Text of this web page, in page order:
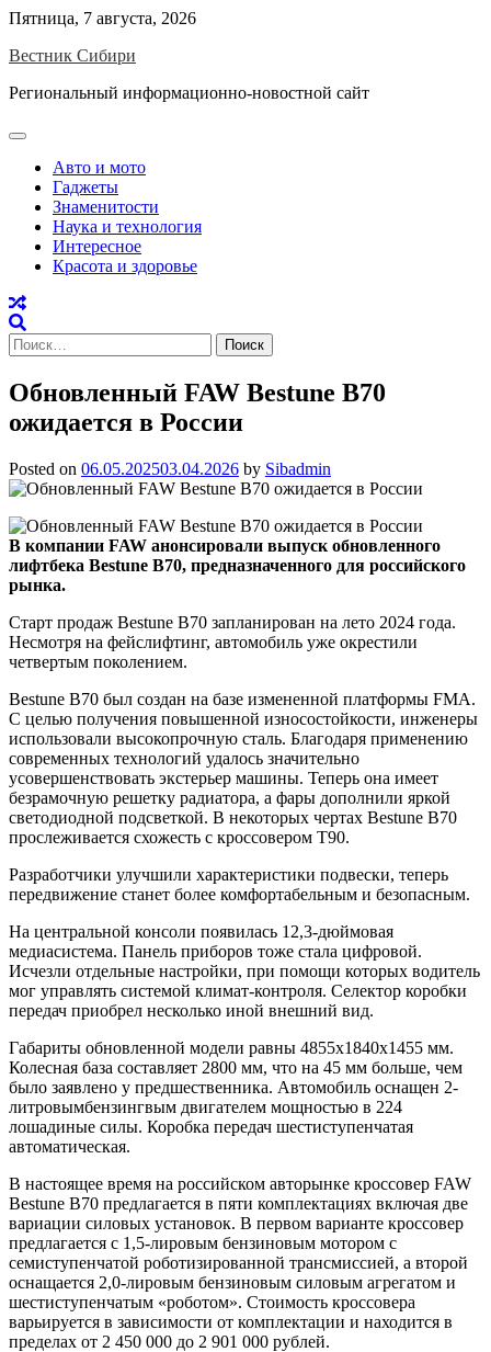
Skip
content
Пятница, 7 августа, 2026
Вестник Сибири
Региональный информационно-новостной сайт
Авто и мото
Гаджеты
Знаменитости
Наука и технология
Интересное
Красота и здоровье
Найти:
Обновленный FAW Bestune B70
ожидается в России
Posted on 06.05.202503.04.2026 by Sibadmin
В компании FAW анонсировали выпуск обновленного
лифтбека Bestune B70, предназначенного для российского
рынка.
Старт продаж Bestune B70 запланирован на лето 2024 года.
Несмотря на фейслифтинг, автомобиль уже окрестили
четвертым поколением.
Bestune B70 был создан на базе измененной платформы FMA.
С целью получения повышенной износостойкости, инженеры
использовали высокопрочную сталь. Благодаря применению
современных технологий удалось значительно
усовершенствовать экстерьер машины. Теперь она имеет
безрамочную решетку радиатора, а фары дополнили яркой
светодиодной подсветкой. В некоторых чертах Bestune B70
прослеживается схожесть с кроссовером T90.
Разработчики улучшили характеристики подвески, теперь
передвижение станет более комфортабельным и безопасным.
На центральной консоли появилась 12,3-дюймовая
медиасистема. Панель приборов тоже стала цифровой.
Исчезли отдельные настройки, при помощи которых водитель
мог управлять системой климат-контроля. Селектор коробки
передач приобрел несколько иной внешний вид.
Габариты обновленной модели равны 4855х1840х1455 мм.
Колесная база составляет 2800 мм, что на 45 мм больше, чем
было заявлено у предшественника. Автомобиль оснащен 2-
литровымбензингвым двигателем мощностью в 224
лошадиные силы. Коробка передач шестиступенчатая
автоматическая.
В настоящее время на российском авторынке кроссовер FAW
Bestune B70 предлагается в пяти комплектациях включая две
вариации силовых установок. В первом варианте кроссовер
предлагается с 1,5-лировым бензиновым мотором с
семиступенчатой роботизированной трансмиссией, а второй
оснащается 2,0-лировым бензиновым силовым агрегатом и
шестиступенчатым «роботом». Стоимость кроссовера
варьируется в зависимости от комплектации и находится в
пределах от 2 450 000 до 2 901 000 рублей.